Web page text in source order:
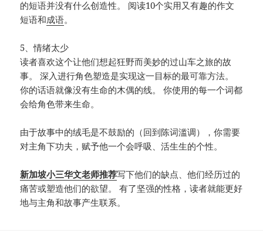
的短语并没有什么创造性。 阅读10个实用又有趣的作文
短语和成语。
5、情绪太少
读者喜欢这个让他们想起狂野而美妙的过山车之旅的故
事。 深入进行角色塑造是实现这一目标的最可靠方法。
你的话语就像没有生命的木偶的线。 你使用的每一个词都
会给角色带来生命。
由于故事中的绒毛是不鼓励的（回到陈词滥调），你需要
对主角下功夫，赋予他一个会呼吸、活生生的个性。
新加坡小三华文老师推荐写下他们的缺点、他们经历过的
痛苦或塑造他们的欲望。 有了坚强的性格，读者就能更好
地与主角和故事产生联系。